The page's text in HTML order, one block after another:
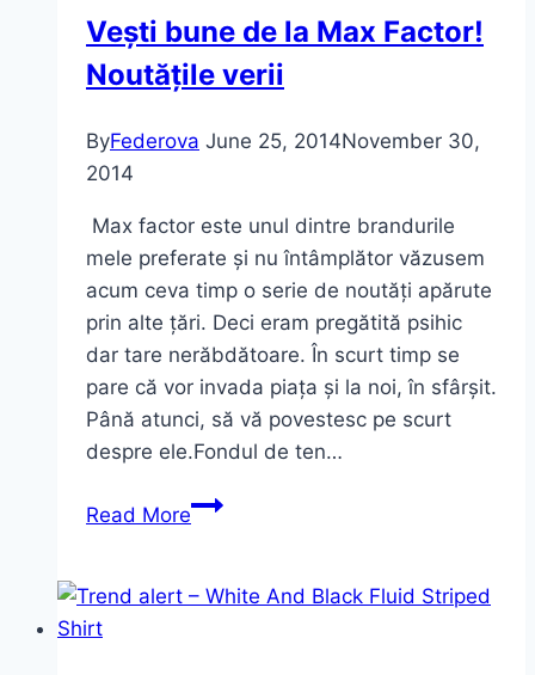
Vești bune de la Max Factor!
Noutățile verii
ByFederova June 25, 2014November 30,
2014
Max factor este unul dintre brandurile
mele preferate și nu întâmplător văzusem
acum ceva timp o serie de noutăți apărute
prin alte țări. Deci eram pregătită psihic
dar tare nerăbdătoare. În scurt timp se
pare că vor invada piața și la noi, în sfârșit.
Până atunci, să vă povestesc pe scurt
despre ele.Fondul de ten…
Read MoreVești
la